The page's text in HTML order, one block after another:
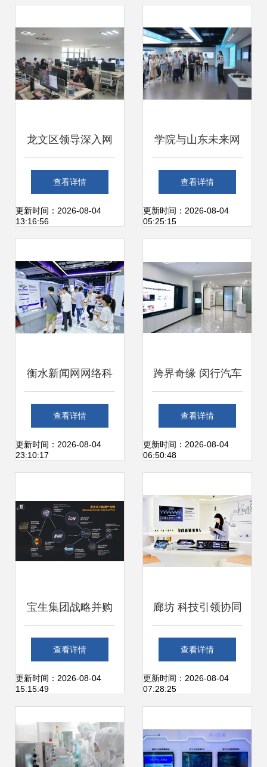
龙文区领导深入网
络科技研发企业走
访调研，共谋数字
查看详情
更新时间：2026-08-04
13:16:56
学院与山东未来网
络研究院举行党建
共建签约活动，共
篇章
查看详情
更新时间：2026-08-04
05:25:15
衡水新闻网网络科
技研发 驱动媒体融
合发展的新引擎
查看详情
更新时间：2026-08-04
23:10:17
跨界奇缘 闵行汽车
销售公司的“时空穿
越”科技研发之路
查看详情
更新时间：2026-08-04
06:50:48
宝生集团战略并购
魔灯智媒，强强联
手共绘物联网媒介
查看详情
更新时间：2026-08-04
15:15:49
廊坊 科技引领协同
创新，释放高质量
发展澎湃动能
查看详情
更新时间：2026-08-04
07:28:25